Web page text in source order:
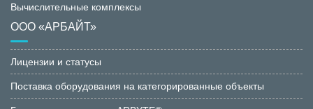
Вычислительные комплексы
ООО «АРБАЙТ»
Лицензии и статусы
Поставка оборудования на категорированные объекты